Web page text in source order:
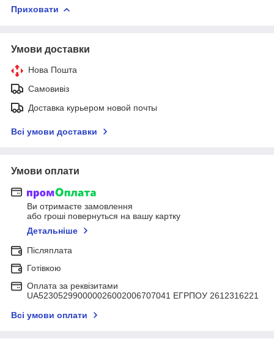
Приховати
Умови доставки
Нова Пошта
Самовивіз
Доставка курьером новой почты
Всі умови доставки
Умови оплати
Ви отримаєте замовлення
або гроші повернуться на вашу картку
Детальніше
Післяплата
Готівкою
Оплата за реквізитами
UA523052990000026002006707041 ЕГРПОУ 2612316221
Всі умови оплати